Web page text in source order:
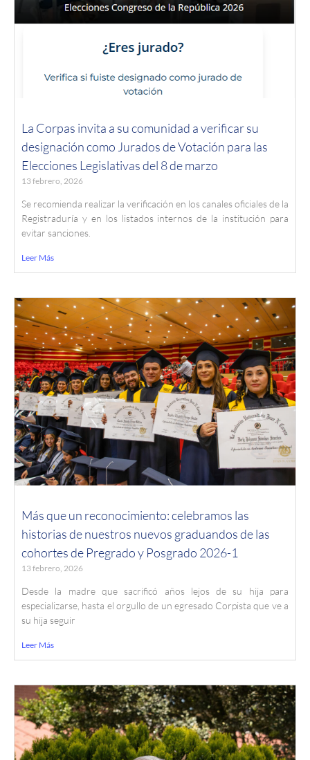
La Corpas invita a su comunidad a verificar su
designación como Jurados de Votación para las
Elecciones Legislativas del 8 de marzo
13 febrero, 2026
Se recomienda realizar la verificación en los canales oficiales de la
Registraduría y en los listados internos de la institución para
evitar sanciones.
Leer Más
Más que un reconocimiento: celebramos las
historias de nuestros nuevos graduandos de las
cohortes de Pregrado y Posgrado 2026-1
13 febrero, 2026
Desde la madre que sacrificó años lejos de su hija para
especializarse, hasta el orgullo de un egresado Corpista que ve a
su hija seguir
Leer Más